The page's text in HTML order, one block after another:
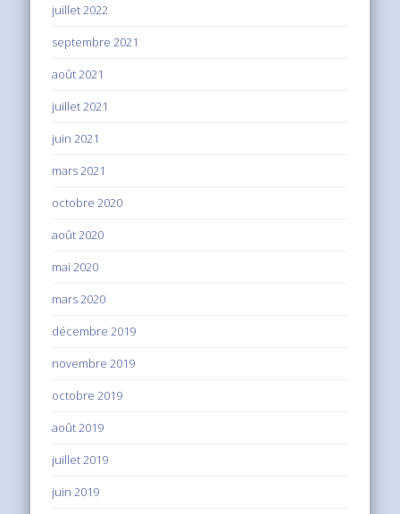
juillet 2022
septembre 2021
août 2021
juillet 2021
juin 2021
mars 2021
octobre 2020
août 2020
mai 2020
mars 2020
décembre 2019
novembre 2019
octobre 2019
août 2019
juillet 2019
juin 2019